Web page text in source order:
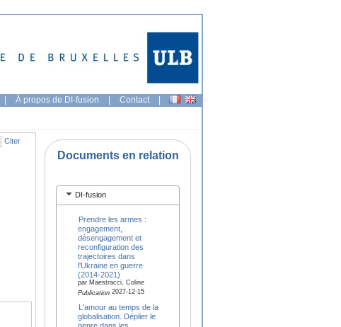
| À propos de DI-fusion | Contact |
Citer
Documents en relation
DI-fusion
Prendre les armes :
engagement,
désengagement et
reconfiguration des
trajectoires dans
l'Ukraine en guerre
(2014-2021)
par Maestracci, Coline
Publication2027-12-15
L'amour au temps de la
globalisation. Déplier le
genre dans les